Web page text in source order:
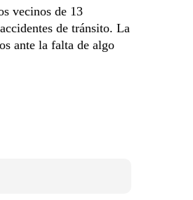
vecinos de 13
de tránsito. La
ante la falta de algo